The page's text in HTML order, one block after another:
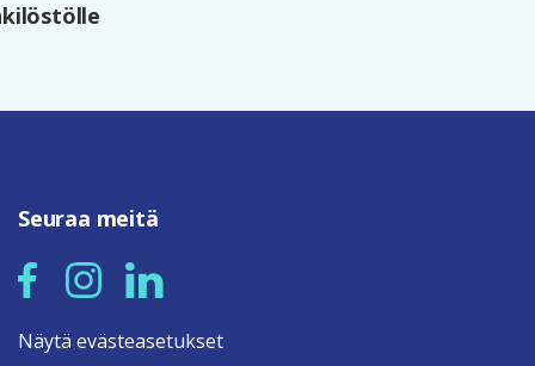
Seuraa meitä
Näytä evästeasetukset